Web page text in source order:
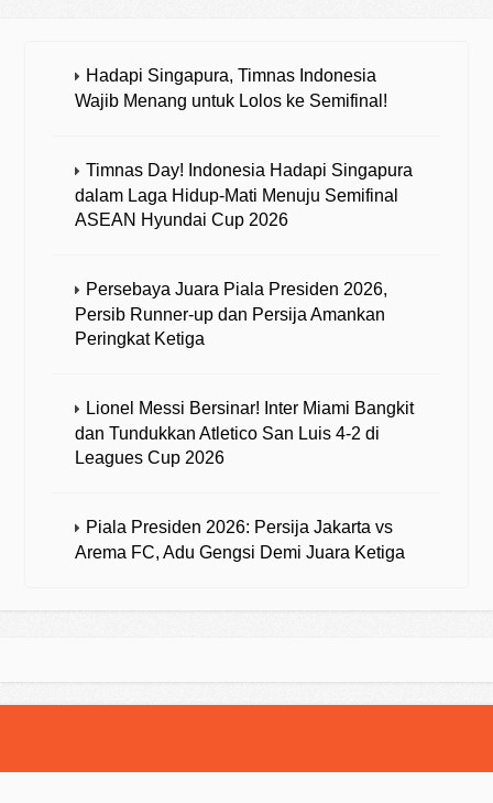
Hadapi Singapura, Timnas Indonesia
Wajib Menang untuk Lolos ke Semifinal!
Timnas Day! Indonesia Hadapi Singapura
dalam Laga Hidup-Mati Menuju Semifinal
ASEAN Hyundai Cup 2026
Persebaya Juara Piala Presiden 2026,
Persib Runner-up dan Persija Amankan
Peringkat Ketiga
Lionel Messi Bersinar! Inter Miami Bangkit
dan Tundukkan Atletico San Luis 4-2 di
Leagues Cup 2026
Piala Presiden 2026: Persija Jakarta vs
Arema FC, Adu Gengsi Demi Juara Ketiga